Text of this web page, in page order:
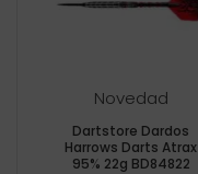
Novedad
Dartstore Dardos
Harrows Darts Atrax
95% 22g BD84822